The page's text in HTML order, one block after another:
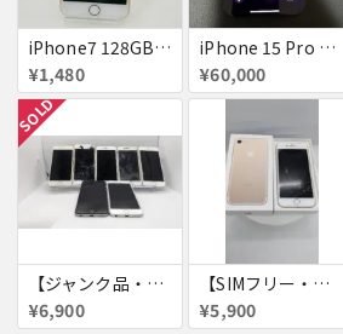
iPhone7 128GB 赤ロム SoftBank ジャンク ゴールド A1779 パスコード不明 送料無料
¥1,480
iPhone 15 Pro 128GB ブラックチタニウム ネットワーク利用制限あり
¥60,000
SOLD
【ジャンク品・初期化済・SIMロック解除済】iPhone6 7台セット
¥6,900
【SIMフリー・付属品あり】iPhone 7 128GB
¥5,900